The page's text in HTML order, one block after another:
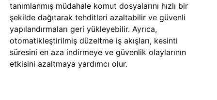
tanımlanmış müdahale komut dosyalarını hızlı bir
şekilde dağıtarak tehditleri azaltabilir ve güvenli
yapılandırmaları geri yükleyebilir. Ayrıca,
otomatikleştirilmiş düzeltme iş akışları, kesinti
süresini en aza indirmeye ve güvenlik olaylarının
etkisini azaltmaya yardımcı olur.